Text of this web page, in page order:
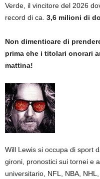
Verde, il vincitore del 2026
record di ca. 3,6 milioni di
Non dimenticare di
prima che i titolari onorari
mattina!
Will Lewis si occupa di sport
gironi, pronostici sui tornei e
universitario, NFL, NBA,